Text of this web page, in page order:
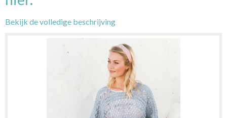
Bekijk de volledige beschrijving